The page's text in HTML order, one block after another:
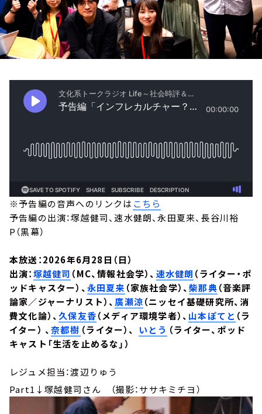
※予告編の音声へのリンクは こちら
予告編の出演：塚越健司、速水健朗、永田夏来、長谷川裕
P（黒幕）
本放送：2026年6月28日（日）
出演：塚越健司 （MC、情報社会学）、 速水健朗 （ライター・ポ
ッドキャスター）、永田夏来 （家族社会学）、柴那典（音楽評
論家／ジャーナリスト）、 廣瀬涼（ニッセイ基礎研究所、消
費文化論）、久保友香（メディア環境学者）、 山本ぽてと （ラ
イター） 、奈都樹⁠⁠ （ライター）、 ⁠⁠ いとう ⁠⁠（ライター、ポッド
キャスト「生活を止めるな」）
レジュメ担当：渡辺りゅう
Part1↓塚越健司さん （撮影：ササキミチヨ）